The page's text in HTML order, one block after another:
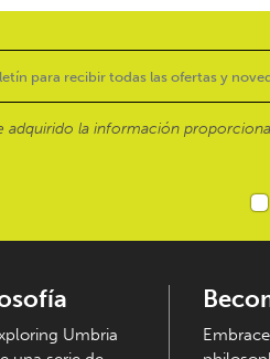
adquirido la información
Umbria